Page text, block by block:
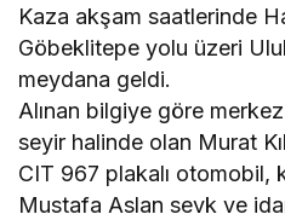
Kaza akşam saatlerinde
Göbeklitepe yolu üzeri
meydana geldi.
Alınan bilgiye göre
seyir halinde olan Murat
CIT 967 plakalı otomobil,
Mustafa Aslan sevk ve